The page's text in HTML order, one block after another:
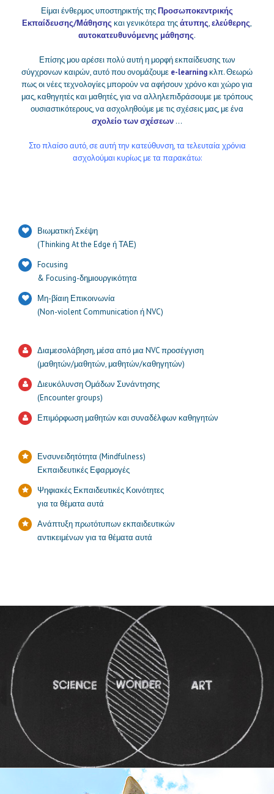
Είμαι ένθερμος υποστηρικτής τηςΠροσωποκεντρικής
Εκπαίδευσης/Μάθησης και γενικότερα τηςάτυπης,ελεύθερης,
αυτοκατευθυνόμενης μάθησης.
Επίσης μου αρέσει πολύ αυτή η μορφή εκπαίδευσης των
σύγχρονων καιρών, αυτό που ονομάζουμε e-learningκλπ. Θεωρώ
πως οι νέες τεχνολογίες μπορούν να αφήσουν χρόνο και χώρο για
μας, καθηγητές και μαθητές, για να αλληλεπιδράσουμε με τρόπους
ουσιαστικότερους, να ασχοληθούμε με τις σχέσεις μας, με ένα
σχολείο των σχέσεων …
Στο πλαίσο αυτό, σε αυτή την κατεύθυνση, τα τελευταία χρόνια
ασχολούμαι κυρίως με τα παρακάτω:
Βιωματική Σκέψη
(Thinking At the Edge ή ΤΑΕ)
Focusing
& Focusing-δημιουργικότητα
Μη-βίαιη Επικοινωνία
(Non-violent Communication ή NVC)
Διαμεσολάβηση, μέσα από μια NVC προσέγγιση
(μαθητών/μαθητών, μαθητών/καθηγητών)
Διευκόλυνση Ομάδων Συνάντησης
(Encounter groups)
Επιμόρφωση μαθητών και συναδέλφων καθηγητών
Ενσυνειδητότητα (Mindfulness)
Εκπαιδευτικές Εφαρμογές
Ψηφιακές Εκπαιδευτικές Κοινότητες
για τα θέματα αυτά
Ανάπτυξη πρωτότυπων εκπαιδευτικών
αντικειμένων για τα θέματα αυτά